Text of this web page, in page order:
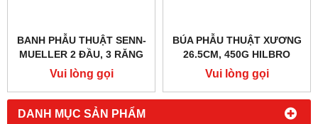
DANH MỤC SẢN PHẨM
BANH PHẪU THUẬT SENN-
MUELLER 2 ĐẦU, 3 RĂNG
TÙ 7X8.5MM, 16CM
HILBRO 18.0195.16
Vui lòng gọi
BÚA PHẪU THUẬT XƯƠNG
26.5CM, 450G HILBRO
28.0134.45
Vui lòng gọi